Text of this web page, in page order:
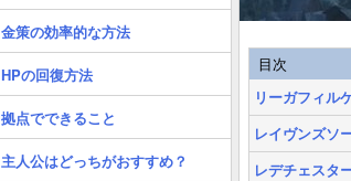
目次
リーガフィル
レイヴンズソ
レデチェスタ
金策の効率的な方法
HPの回復方法
拠点でできること
主人公はどっちがおすすめ？